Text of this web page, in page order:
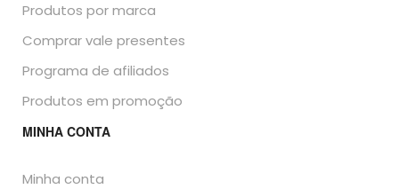
Produtos por marca
Comprar vale presentes
Programa de afiliados
Produtos em promoção
MINHA CONTA
Minha conta